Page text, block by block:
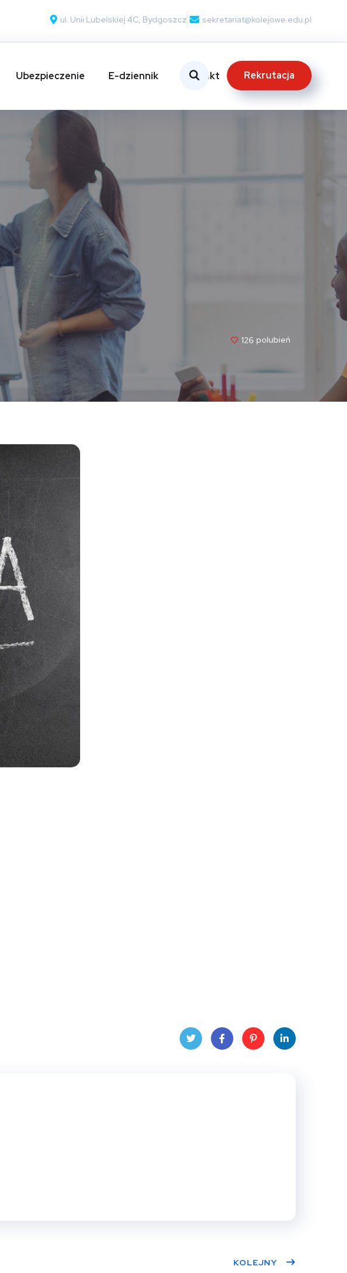
ul. Unii Lubelskiej 4C, Bydgoszcz sekretariat@kolejowe.edu.pl
Ubezpieczenie E-dziennik Kontakt Rekrutacja
126 Polubień
KOLEJNY